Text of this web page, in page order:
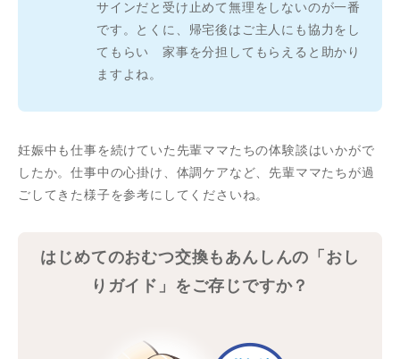
サインだと受け止めて無理をしないのが一番
です。とくに、帰宅後はご主人にも協力をし
てもらい 家事を分担してもらえると助かり
ますよね。
妊娠中も仕事を続けていた先輩ママたちの体験談はいかがで
したか。仕事中の心掛け、体調ケアなど、先輩ママたちが過
ごしてきた様子を参考にしてくださいね。
はじめてのおむつ交換もあんしんの「おし
りガイド」をご存じですか？